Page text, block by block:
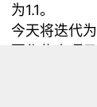
为1.1。
今天将迭代
要作些小项目